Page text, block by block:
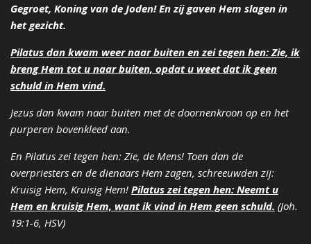
Gegroet, Koning van de Joden! En zij gaven Hem slagen in
het gezicht.
Pilatus dan kwam weer naar buiten en zei tegen hen: Zie, ik
breng Hem tot u naar buiten, opdat u weet dat ik geen
schuld in Hem vind.
Jezus dan kwam naar buiten met de doornenkroon op en het
purperen bovenkleed aan.
En Pilatus zei tegen hen: Zie, de Mens! Toen dan de
overpriesters en de dienaars Hem zagen, schreeuwden zij:
Kruisig Hem, Kruisig Hem! Pilatus zei tegen hen: Neemt u
Hem en kruisig Hem, want ik vind in Hem geen schuld. (Joh.
19:1-6, HSV)